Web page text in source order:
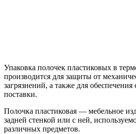
Упаковка полочек пластиковых в
производится для защиты от
загрязнений, а также для
поставки.
Полочка пластиковая — мебельное
задней стенкой или с ней,
различных предметов.